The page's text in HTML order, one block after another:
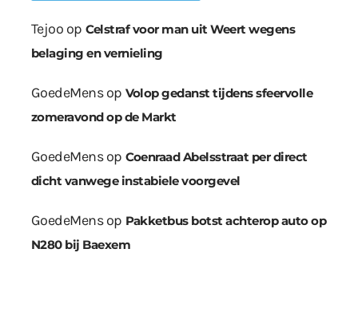
Tejoo op Celstraf voor man uit Weert wegens
belaging en vernieling
GoedeMensop Volop gedanst tijdens sfeervolle
zomeravond op de Markt
GoedeMensop Coenraad Abelsstraat per direct
dicht vanwege instabiele voorgevel
GoedeMensop Pakketbus botst achterop auto op
N280 bij Baexem